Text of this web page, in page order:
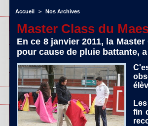
Accueil > Nos Archives
Master Class du
En ce 8 janvier 2011, la
pour cause de pluie battante,
fin